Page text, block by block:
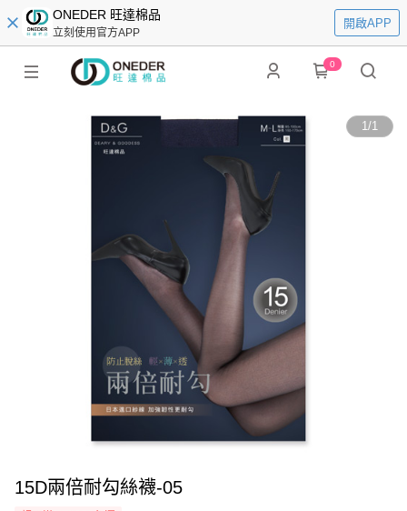
ONEDER 旺達棉品
立刻使用官方APP
開啟APP
0
1/1
15D兩倍耐勾絲襪-05